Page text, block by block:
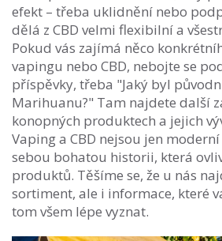
efekt – třeba uklidnění nebo
dělá z CBD velmi flexibilní a
Pokud vás zajímá něco
vapingu nebo CBD, nebojte se
příspěvky, třeba "Jaký byl
Marihuanu?" Tam najdete další
konopných produktech a jejich
Vaping a CBD nejsou jen
sebou bohatou historii, která
produktů. Těšíme se, že u nás
sortiment, ale i informace, které
tom všem lépe vyznat.